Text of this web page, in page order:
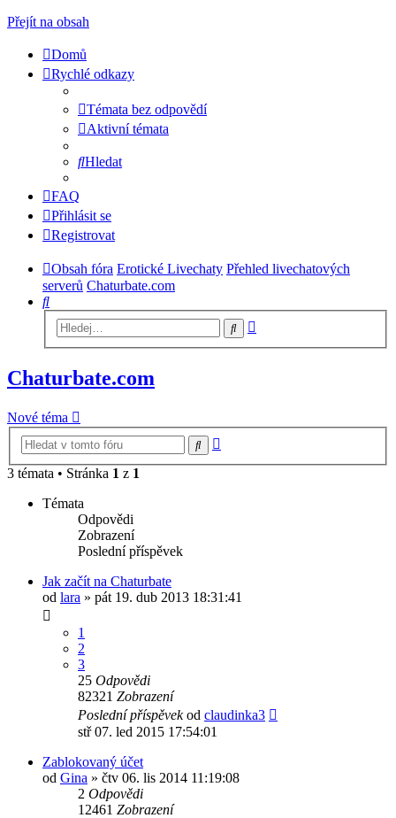
Přejít na obsah
Domů
Rychlé odkazy
Témata bez odpovědí
Aktivní témata
Hledat
FAQ
Přihlásit se
Registrovat
Obsah fóra Erotické Livechaty Přehled livechatových
serverů Chaturbate.com
Hledat
Hledat
Chaturbate.com
Nové téma
Hledat
3 témata • Stránka 1 z 1
Témata
Odpovědi
Zobrazení
Poslední příspěvek
Jak začít na Chaturbate
od lara » pát 19. dub 2013 18:31:41
1
2
3
25 Odpovědi
82321 Zobrazení
Poslední příspěvekod claudinka3
stř 07. led 2015 17:54:01
Zablokovaný účet
od Gina » čtv 06. lis 2014 11:19:08
2 Odpovědi
12461 Zobrazení